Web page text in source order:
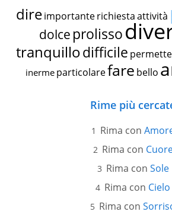
dire importante richiestaattività
dolce prolisso
tranquillodifficile
inerme particolarefare bello
Rime più
Rima con
Rima con
Rima con Sole
Rima con Cielo
Rima con